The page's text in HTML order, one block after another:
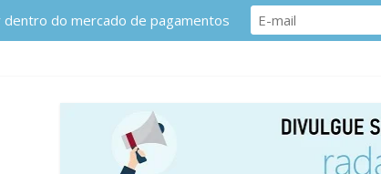
do mercado de pagamentos